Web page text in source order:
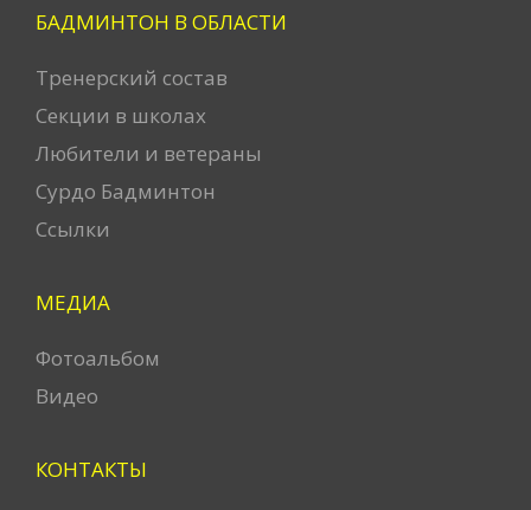
БАДМИНТОН В ОБЛАСТИ
Тренерский состав
Секции в школах
Любители и ветераны
Сурдо Бадминтон
Ссылки
МЕДИА
Фотоальбом
Видео
КОНТАКТЫ